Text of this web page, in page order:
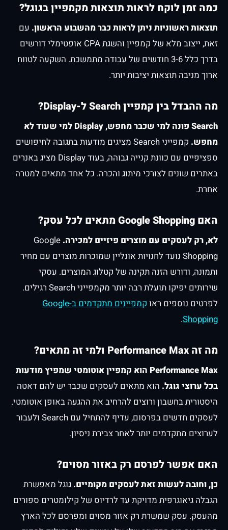
כמה זמן לוקח לראות תוצאות מקמפיין בגוגל?
תוצאות ראשוניות ניתן לראות כבר מהשבוע הראשון. עם
זאת, ייצוב מלא של קמפיין והשגת CPA אופטימלי דורשים
בדרך כלל 3-6 חודשים של עבודה מתמשכת. השקעה לטווח
ארוך מניבה תוצאות יציבות יותר.
מה ההבדל בין קמפיין Search ל-Display?
Search פונה למי שכבר מחפש, Display למי שעוד לא
מחפש.
קמפייני Search מציגים מודעות בתגובה לחיפושים
ספציפיים עם כוונת קנייה גבוהה, בעוד Display מציג באנרים
באתרים שונים לצורכי מיתוג והכרה. כל אחד מתאים למטרה
אחרת.
האם Google Shopping מתאים לכל עסק?
לא, רק לעסקים עם מוצרים פיזיים למכירה. Google
Shopping נועד לחנויות אונליין שמוכרות מוצרים עם מחיר
ותמונה, ודורש הזנה תקינה של קטלוג המוצרים. עסקי
שירותים יפיקו תועלת רבה יותר מקמפייני Search רגילים.
לפרטים נוספים ראו
קמפיינים מתקדמים ב-Google
Shopping
.
מה זה Performance Max ולמי זה מתאים?
Performance Max הוא קמפיין אוטומטי שמפיץ מודעות
בכל ערוצי גוגל. הוא מתאים לעסקים שכבר יש להם דאטה
היסטורית בחשבון ורוצים להרחיב את ההגעה באופן אוטומטי.
לעסקים חדשים בפרסום, עדיף להתחיל עם Search ולעבור
לערוצים מתקדמים יותר לאחר צבירת ניסיון.
האם אפשר לפרסם רק באזור מסוים?
כן, וחובה לעשות זאת לעסקים מקומיים. גוגל מאפשרת
הגבלה גיאוגרפית מדויקת עד לרדיוס של קילומטרים ספורים
מהעסק. עסק שמשרת רק אזור מסוים ומפרסם לכל הארץ